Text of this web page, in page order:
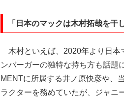
「日本のマックは木村拓哉を干
木村といえば、2020年より日本
ンバーガーの独特な持ち方も話題
MENTに所属する井ノ原快彦や、
ラクターを務めていたが、ジャニ